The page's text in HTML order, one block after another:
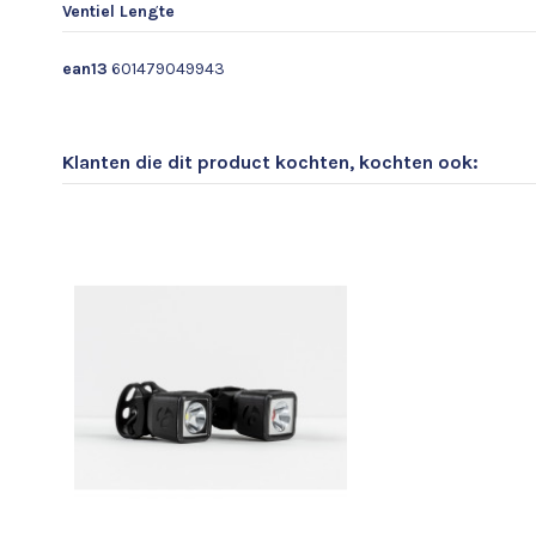
Ventiel Lengte
ean13 601479049943
Klanten die dit product kochten, kochten ook: